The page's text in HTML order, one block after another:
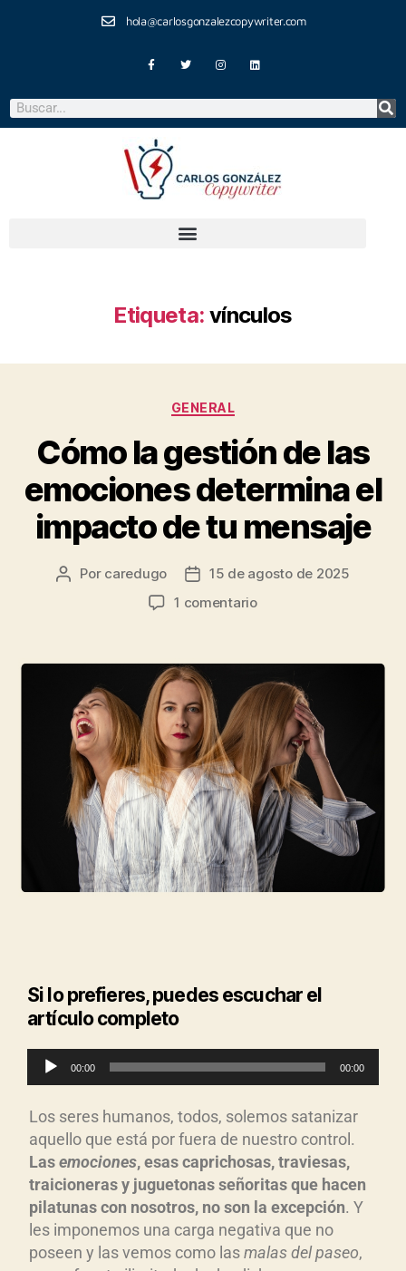
hola@carlosgonzalezcopywriter.com
Etiqueta: vínculos
GENERAL
Cómo la gestión de las
emociones determina el
impacto de tu mensaje
Por caredugo
15 de agosto de 2025
1 comentario
Si lo prefieres, puedes escuchar el
artículo completo
e
p
r
o
d
u
c
t
00:00 00:00
Los seres humanos, todos, solemos satanizar
aquello que está por fuera de nuestro control.
Lasemociones, esas caprichosas, traviesas,
traicioneras y juguetonas señoritas que hacen
pilatunas con nosotros, no son la excepción. Y
les imponemos una carga negativa que no
poseen y las vemos como lasmalas del paseo,